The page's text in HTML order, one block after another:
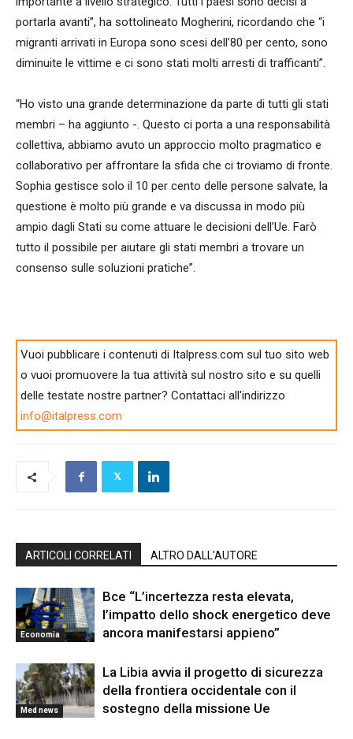
portarla avanti”, ha sottolineato Mogherini, ricordando che “i
migranti arrivati in Europa sono scesi dell’80 per cento, sono
diminuite le vittime e ci sono stati molti arresti di trafficanti”.
“Ho visto una grande determinazione da parte di tutti gli stati
membri – ha aggiunto -. Questo ci porta a una responsabilità
collettiva, abbiamo avuto un approccio molto pragmatico e
collaborativo per affrontare la sfida che ci troviamo di fronte.
Sophia gestisce solo il 10 per cento delle persone salvate, la
questione è molto più grande e va discussa in modo più
ampio dagli Stati su come attuare le decisioni dell’Ue. Farò
tutto il possibile per aiutare gli stati membri a trovare un
consenso sulle soluzioni pratiche”.
Vuoi pubblicare i contenuti di Italpress.com sul tuo sito web
o vuoi promuovere la tua attività sul nostro sito e su quelli
delle testate nostre partner? Contattaci all'indirizzo
info@italpress.com
ARTICOLI CORRELATI ALTRO DALL'AUTORE
Economia
Bce “L’incertezza resta elevata,
l’impatto dello shock energetico deve
ancora manifestarsi appieno”
Med news
La Libia avvia il progetto di sicurezza
della frontiera occidentale con il
sostegno della missione Ue